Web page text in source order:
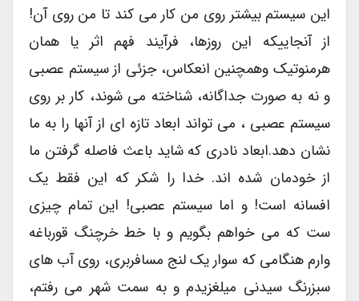
این سیستم بیشتر روی من کار می کند تا من روی آن!
از آنجاییکه این روزها، فرآیند فهم اثر یا همان
هرمنوتیک وهمچنین انعکاس، جزئی از سیستم عصبی
و نه به صورت جداگانه، شناخته می شوند، کار بر روی
سیستم عصبی ، می تواند ابعاد تازه ای از آنها را به ما
نشان دهد.ابعاد نادری که شاید باعث فاصله گرفتن ما
از خودمان شده اند. خدا را شکر که این فقط یک
افسانه است! و اما سیستم عصبی! این تمام چیزی
ست که می خواهم بگویم و با خط خرچنگ قورباغه
وارم هنگامی که سوار یک لنج مسافربری، روی آب های
سبزرنگ سیدنی میلغزیدم و به سمت شهر می رفتم،